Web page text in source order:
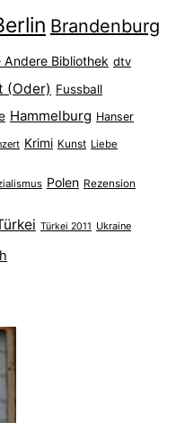
Brandenburg
Andere Bibliothek dtv
(Oder) Fussball
Hammelburg Hanser
Krimi Kunst Liebe
Polen Rezension
Türkei 2011 Ukraine